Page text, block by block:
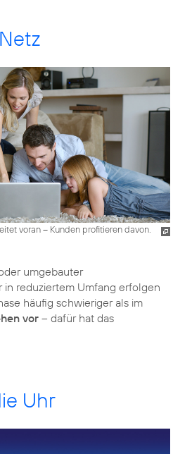
Netz
voran – Kunden profitieren davon.
umgebauter
in reduziertem Umfang erfolgen
häufig schwieriger als im
vor– dafür hat das
Uhr